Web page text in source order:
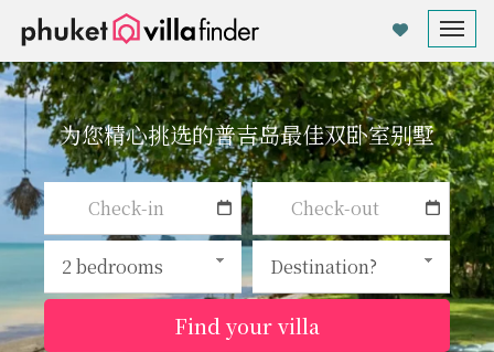
为您精心挑选的普吉岛最佳双卧室别墅
Find your villa
Cookie管理面板